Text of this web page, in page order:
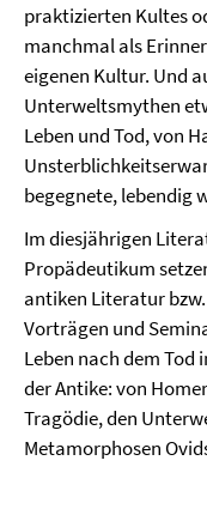
praktizierten Kultes
manchmal als
eigenen Kultur. Und
Unterweltsmythen
Leben und Tod, von
begegnete, lebendig
Im diesjährigen
Propädeutikum
antiken Literatur
Vorträgen und
Leben nach dem Tod
der Antike: von
Tragödie, den
Metamorphosen